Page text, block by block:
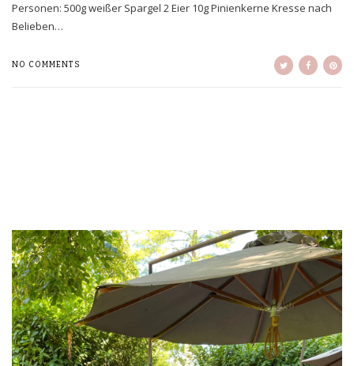
Personen: 500g weißer Spargel 2 Eier 10g Pinienkerne Kresse nach
Belieben…
NO COMMENTS